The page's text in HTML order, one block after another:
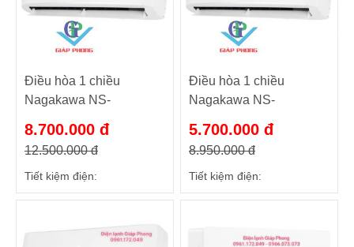
Điều hòa 1 chiều
Nagakawa NS-
8.700.000 đ
12.500.000 đ
Tiết kiệm điện:
Điều hòa 1 chiều
Nagakawa NS-
5.700.000 đ
8.950.000 đ
Tiết kiệm điện: